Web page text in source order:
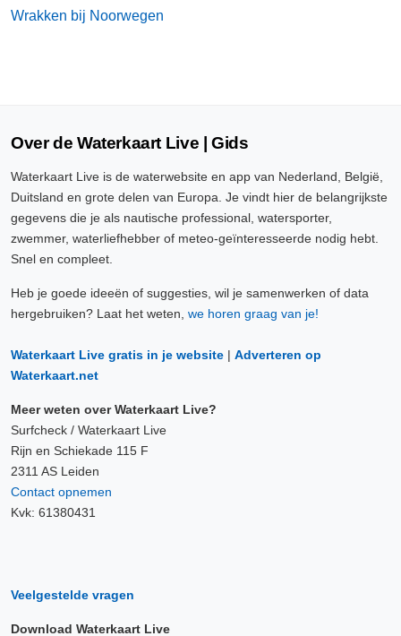
Wrakken bij Noorwegen
Over de Waterkaart Live | Gids
Waterkaart Live is de waterwebsite en app van Nederland, België,
Duitsland en grote delen van Europa. Je vindt hier de belangrijkste
gegevens die je als nautische professional, watersporter,
zwemmer, waterliefhebber of meteo-geïnteresseerde nodig hebt.
Snel en compleet.
Heb je goede ideeën of suggesties, wil je samenwerken of data
hergebruiken? Laat het weten, we horen graag van je!
Waterkaart Live gratis in je website | Adverteren op
Waterkaart.net
Meer weten over Waterkaart Live?
Surfcheck / Waterkaart Live
Rijn en Schiekade 115 F
2311 AS Leiden
Contact opnemen
Kvk: 61380431
Veelgestelde vragen
Download Waterkaart Live